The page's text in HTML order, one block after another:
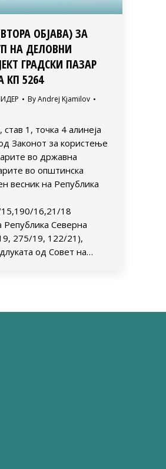
ОБЈАВА) ЗА
НА ДЕЛОВНИ
ГРАДСКИ ПАЗАР
КП 5264
ByAndrej Kjamilov
1, точка 4 алинеја
Законот за користење
во државна
во општинска
весник на Република
16,21/18
Република Северна
275/19, 122/21),
од Совет на…